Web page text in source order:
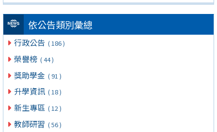
依公告類別彙總
行政公告 ( 186 )
榮譽榜 ( 44 )
獎助學金 ( 91 )
升學資訊 ( 18 )
新生專區 ( 12 )
教師研習 ( 56 )